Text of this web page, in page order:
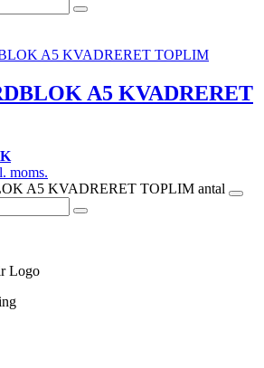
A5 KVADRERET
moms.
A5 KVADRERET TOPLIM antal